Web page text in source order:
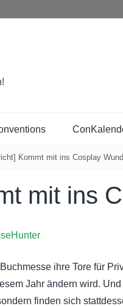
Kommt mit ins Cosplay
mit ins
ihre Tore für
Jahr ändern wird.
finden sich